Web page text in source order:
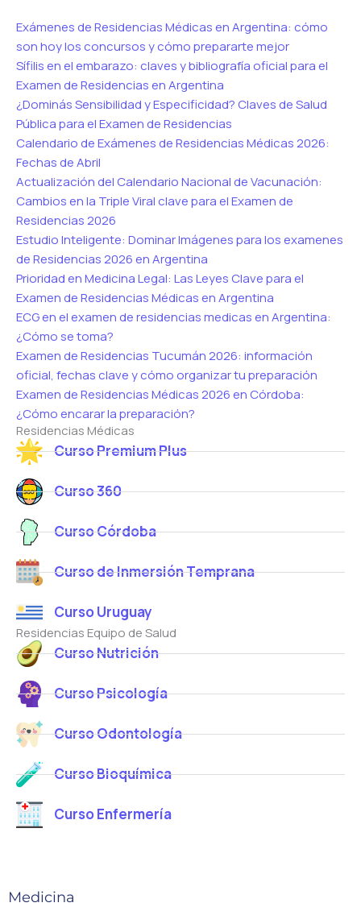
Exámenes de Residencias Médicas en Argentina: cómo
son hoy los concursos y cómo prepararte mejor
Sífilis en el embarazo: claves y bibliografía oficial para el
Examen de Residencias en Argentina
¿Dominás Sensibilidad y Especificidad? Claves de Salud
Pública para el Examen de Residencias
Calendario de Exámenes de Residencias Médicas 2026:
Fechas de Abril
Actualización del Calendario Nacional de Vacunación:
Cambios en la Triple Viral clave para el Examen de
Residencias 2026
Estudio Inteligente: Dominar Imágenes para los examenes
de Residencias 2026 en Argentina
Prioridad en Medicina Legal: Las Leyes Clave para el
Examen de Residencias Médicas en Argentina
ECG en el examen de residencias medicas en Argentina:
¿Cómo se toma?
Examen de Residencias Tucumán 2026: información
oficial, fechas clave y cómo organizar tu preparación
Examen de Residencias Médicas 2026 en Córdoba:
¿Cómo encarar la preparación?
Residencias Médicas
Curso Premium Plus
Curso 360
Curso Córdoba
Curso de Inmersión Temprana
Curso Uruguay
Residencias Equipo de Salud
Curso Nutrición
Curso Psicología
Curso Odontología
Curso Bioquímica
Curso Enfermería
Medicina